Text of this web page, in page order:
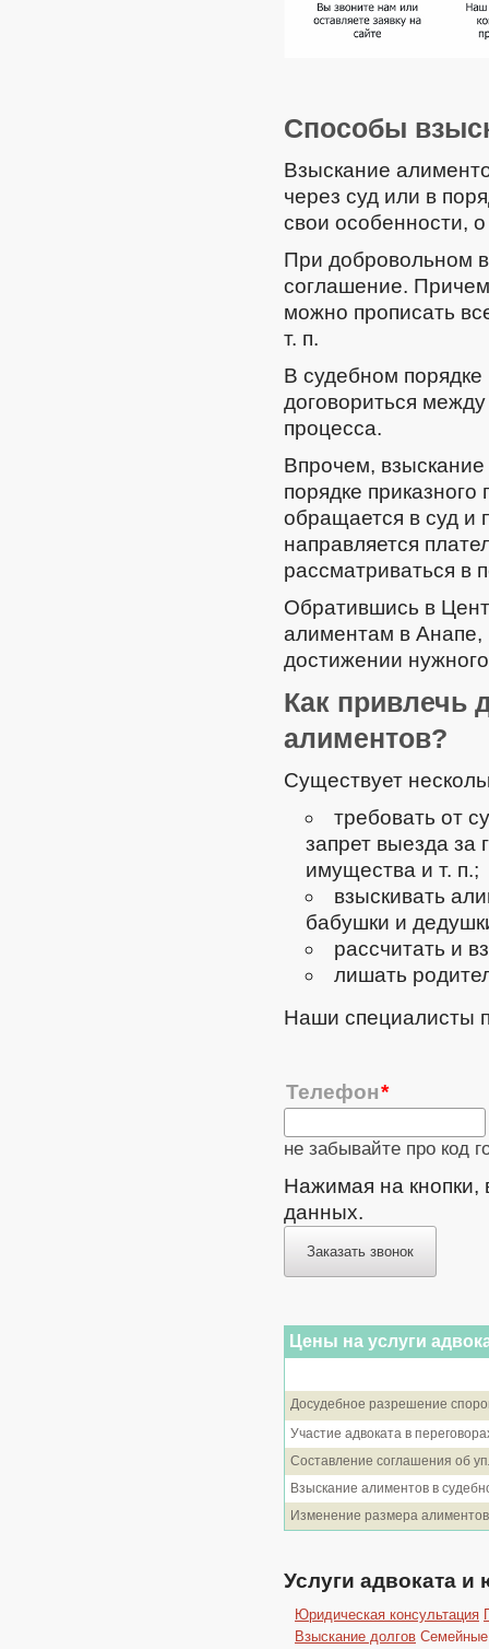
Способы
Взыскание
через суд или в
свои особенности,
При добровольном
соглашение.
можно прописать
т. п.
В судебном
договориться
процесса.
Впрочем,
порядке
обращается в суд и
направляется
рассматриваться в
Обратившись в
алиментам в
достижении
Как привлечь
алиментов?
Существует
требовать от
запрет выезда за
имущества и т. п.;
взыскивать
бабушки и
рассчитать и
лишать
Наши специалисты
Телефон
не забывайте про код
Нажимая на
данных.
Заказать звонок
Цены на услуги
Досудебное разрешение
Участие адвоката в
Составление соглашения об
Взыскание алиментов в
Изменение размера алиментов
Услуги адвоката и
Юридическая консультация
Взыскание долгов